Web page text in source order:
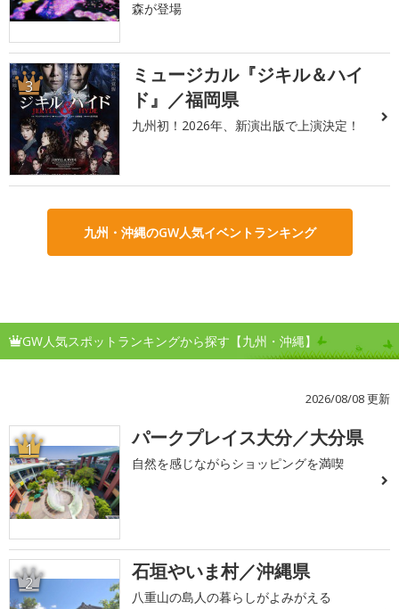
森が登場
3
ミュージカル『ジキル＆ハイ
ド』／福岡県
九州初！2026年、新演出版で上演決定！
九州・沖縄のGW人気イベントランキング
GW人気スポットランキングから探す【九州・沖縄】
2026/08/08 更新
1 パークプレイス大分／大分県
自然を感じながらショッピングを満喫
2 石垣やいま村／沖縄県
八重山の島人の暮らしがよみがえる